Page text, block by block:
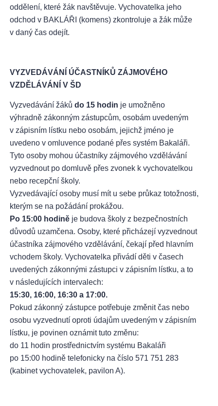
oddělení, které žák navštěvuje. Vychovatelka jeho
odchod v BAKLÁŘI (komens) zkontroluje a žák může
v daný čas odejít.
VYZVEDÁVÁNÍ ÚČASTNÍKŮ ZÁJMOVÉHO
VZDĚLÁVÁNÍ V ŠD
Vyzvedávání žáků do 15 hodin je umožněno
výhradně zákonným zástupcům, osobám uvedeným
v zápisním lístku nebo osobám, jejichž jméno je
uvedeno v omluvence podané přes systém Bakaláři.
Tyto osoby mohou účastníky zájmového vzdělávání
vyzvednout po domluvě přes zvonek k vychovatelkou
nebo recepční školy.
Vyzvedávající osoby musí mít u sebe průkaz totožnosti,
kterým se na požádání prokážou.
Po 15:00 hodině je budova školy z bezpečnostních
důvodů uzamčena. Osoby, které přicházejí vyzvednout
účastníka zájmového vzdělávání, čekají před hlavním
vchodem školy. Vychovatelka přivádí děti v časech
uvedených zákonnými zástupci v zápisním lístku, a to
v následujících intervalech:
15:30, 16:00, 16:30 a 17:00.
Pokud zákonný zástupce potřebuje změnit čas nebo
osobu vyzvednutí oproti údajům uvedeným v zápisním
lístku, je povinen oznámit tuto změnu:
do 11 hodin prostřednictvím systému Bakaláři
po 15:00 hodině telefonicky na číslo 571 751 283
(kabinet vychovatelek, pavilon A).